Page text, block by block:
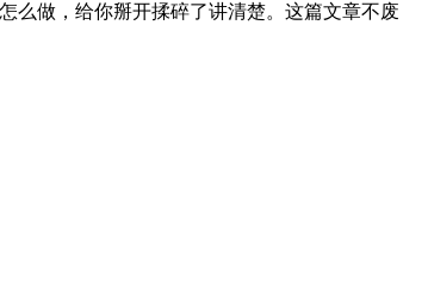
么做，给你掰开揉碎了讲清楚。这篇文章不废